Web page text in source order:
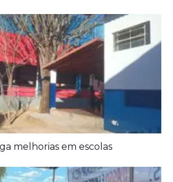
melhorias em escolas